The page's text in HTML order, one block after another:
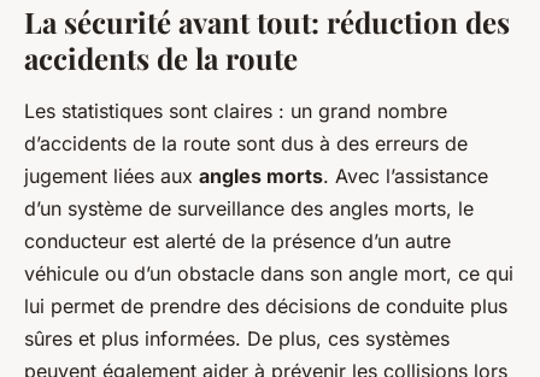
La sécurité avant tout: réduction des
accidents de la route
Les statistiques sont claires : un grand nombre
d’accidents de la route sont dus à des erreurs de
jugement liées aux angles morts. Avec l’assistance
d’un système de surveillance des angles morts, le
conducteur est alerté de la présence d’un autre
véhicule ou d’un obstacle dans son angle mort, ce qui
lui permet de prendre des décisions de conduite plus
sûres et plus informées. De plus, ces systèmes
peuvent également aider à prévenir les collisions lors